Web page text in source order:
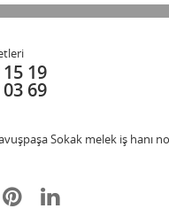
19
69
Sokak melek iş hanı